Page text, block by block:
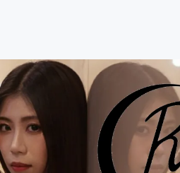
・写真
ノロジー・ガジェット
映画